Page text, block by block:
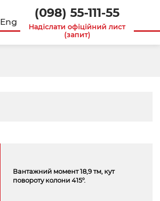
Eng
(098) 55-111-55
Надіслати офіційний лист
(запит)
Вантажний момент 18,9 тм, кут
повороту колони 415°.